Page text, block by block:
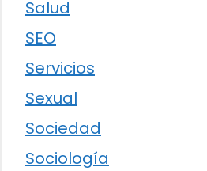
Salud
SEO
Servicios
Sexual
Sociedad
Sociología